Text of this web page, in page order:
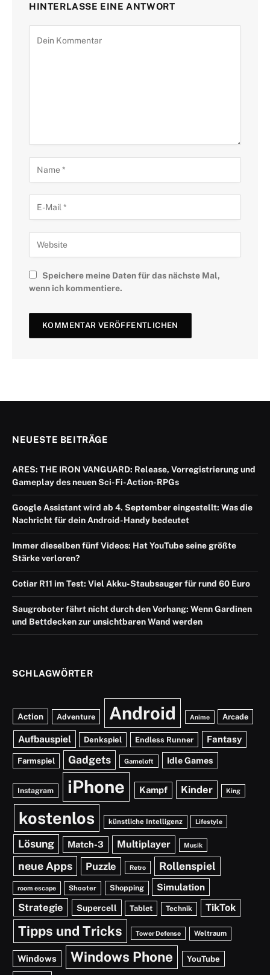
HINTERLASSE EINE ANTWORT
Speichere meine Daten für das nächste Mal,
wenn ich kommentiere.
NEUESTE BEITRÄGE
ARES: THE IRON VANGUARD: Release, Vorregistrierung und
Gameplay des neuen Sci-Fi-Action-RPGs
Google Assistant wird ab 4. September eingestellt: Was die
Nachricht für dein Android-Handy bedeutet
Immer dieselben fünf Videos: Hat YouTube seine größte
Stärke verloren?
Cotiar R11 im Test: Viel Akku-Staubsauger für rund 60 Euro
Saugroboter fährt nicht durch den Vorhang: Wenn Gardinen
und Bettdecken zur unsichtbaren Wand werden
SCHLAGWÖRTER
Action Adventure Android Anime Arcade
Aufbauspiel Denkspiel Endless Runner Fantasy
Farmspiel Gadgets Gameloft Idle Games
Instagram iPhone Kampf Kinder King
kostenlos künstliche Intelligenz Lifestyle
Lösung Match-3 Multiplayer Musik
neue Apps Puzzle Retro Rollenspiel
room escape Shooter Shopping Simulation
Strategie Supercell Tablet Technik TikTok
Tipps und Tricks Tower Defense Weltraum
Windows Windows Phone YouTube